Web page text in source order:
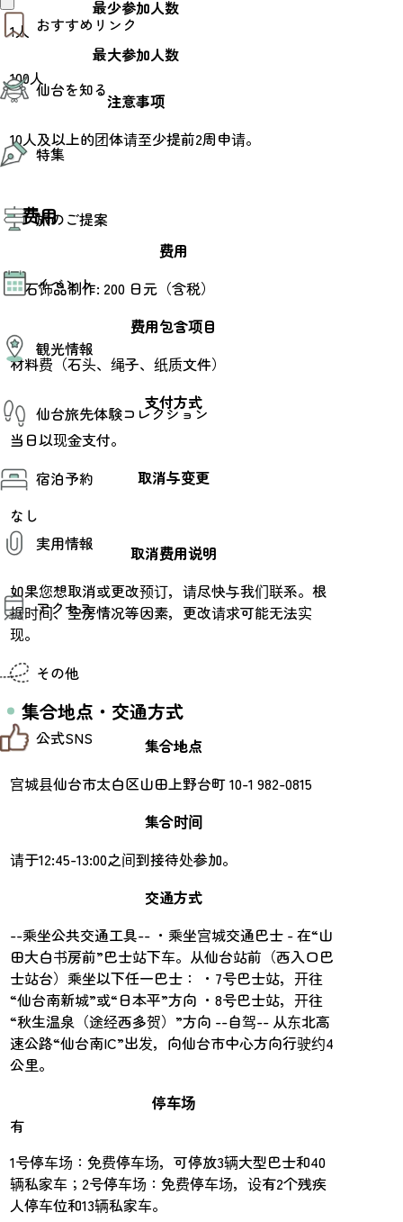
おすすめリンク
モデルコース
エリアガイド
お得なチケット
仙台を知る
仙台の魅力
エリアガイド
仙台から行く東北周遊旅
伝統的工芸品
特集
夜時間トピックス
旅のご提案
AIおまかせコース
オリジナルプラン
みんなの旅行記
イベント
その他イベント情報（音楽・展示会）
スポーツ情報
観光情報
温泉
美味いもの
季節のイベント
プロスポーツチーム・プロオーケストラ
仙台の銘品
仙台観光マップ
仙台旅先体験コレクション
体験プログラム検索（予約）
体験事業者
宿泊予約
実用情報
観光案内
お役立ち情報
観光アプリ
アクセス
市内の交通情報
その他
お知らせ
お問い合わせ
観光マップ
せんだい旅日和とは
プライバシーポリシー
サイトマップ
仙臺写真館フォトギャラリー
公式SNS
せんだい旅日和 X
せんだい旅日和 Facebook
仙台旅先体験コレクション Instagaram
最少参加人数
1人
最大参加人数
100人
注意事项
10人及以上的团体请至少提前2周申请。
费用
费用
宝石饰品制作: 200 日元（含税）
费用包含项目
材料费（石头、绳子、纸质文件）
支付方式
当日以现金支付。
取消与变更
なし
取消费用说明
如果您想取消或更改预订，请尽快与我们联系。根
据时间、空房情况等因素，更改请求可能无法实
现。
集合地点・交通方式
集合地点
宫城县仙台市太白区山田上野台町 10-1 982-0815
集合时间
请于12:45-13:00之间到接待处参加。
交通方式
--乘坐公共交通工具-- ・乘坐宫城交通巴士 - 在“山
田大白书房前”巴士站下车。从仙台站前（西入口巴
士站台）乘坐以下任一巴士： ・7号巴士站，开往
“仙台南新城”或“日本平”方向 ・8号巴士站，开往
“秋生温泉（途经西多贺）”方向 --自驾-- 从东北高
速公路“仙台南IC”出发，向仙台市中心方向行驶约4
公里。
停车场
有
1号停车场：免费停车场，可停放3辆大型巴士和40
辆私家车；2号停车场：免费停车场，设有2个残疾
人停车位和13辆私家车。